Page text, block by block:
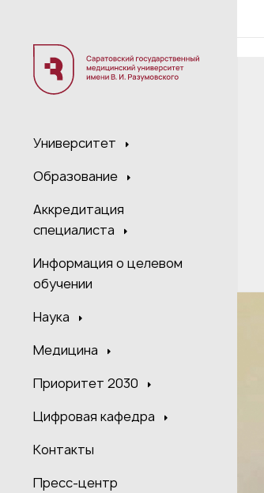
Университет
Образование
Аккредитация
специалиста
Информация о целевом
обучении
Наука
Медицина
Приоритет 2030
Цифровая кафедра
Контакты
Пресс-центр